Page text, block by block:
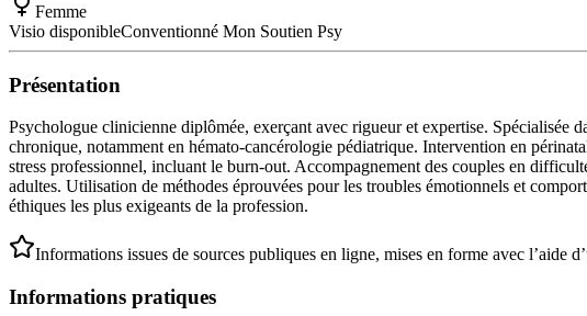
Femme
Visio disponibleConventionné Mon Soutien Psy
Présentation
Psychologue clinicienne diplômée, exerçant avec rigueur et expertise. Spécialisée
chronique, notamment en hémato-cancérologie pédiatrique. Intervention en
stress professionnel, incluant le burn-out. Accompagnement des couples en
adultes. Utilisation de méthodes éprouvées pour les troubles émotionnels et
éthiques les plus exigeants de la profession.
Informations issues de sources publiques en ligne, mises en forme avec l’aide
Informations pratiques